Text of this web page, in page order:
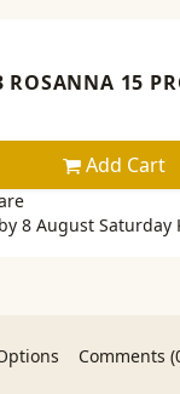
15
Add Cart
8 August Saturday
Comments